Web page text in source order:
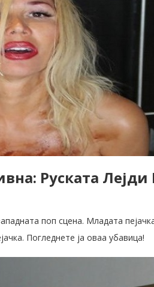
Руската Лејди
поп сцена. Младата
Погледнете ја оваа убавица!